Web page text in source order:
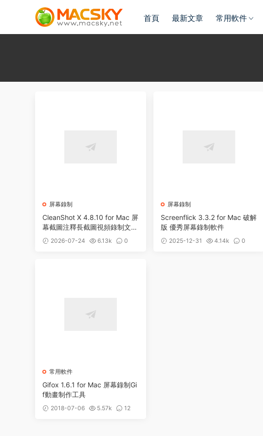
首頁 最新文章 常用軟件
屏幕錄制
CleanShot X 4.8.10 for Mac 屏
幕截圖注釋長截圖視頻錄制文字
識别工具
2026-07-24 6.13k 0
屏幕錄制
Screenflick 3.3.2 for Mac 破解
版 優秀屏幕錄制軟件
2025-12-31 4.14k 0
常用軟件
Gifox 1.6.1 for Mac 屏幕錄制Gi
f動畫制作工具
2018-07-06 5.57k 12